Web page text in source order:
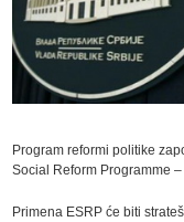
Program reformi politike
Social Reform Programme –
Primena ESRP će biti